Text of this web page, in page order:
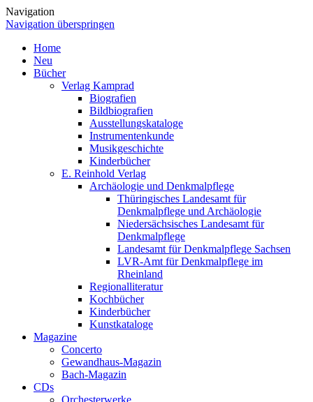
Navigation
Navigation überspringen
Home
Neu
Bücher
Verlag Kamprad
Biografien
Bildbiografien
Ausstellungskataloge
Instrumentenkunde
Musikgeschichte
Kinderbücher
E. Reinhold Verlag
Archäologie und Denkmalpflege
Thüringisches Landesamt für
Denkmalpflege und Archäologie
Niedersächsisches Landesamt für
Denkmalpflege
Landesamt für Denkmalpflege Sachsen
LVR-Amt für Denkmalpflege im
Rheinland
Regionalliteratur
Kochbücher
Kinderbücher
Kunstkataloge
Magazine
Concerto
Gewandhaus-Magazin
Bach-Magazin
CDs
Orchesterwerke